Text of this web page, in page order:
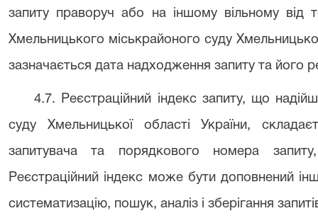
запиту праворуч або на іншому вільному від
Хмельницького міськрайоного суду
зазначається дата надходження запиту та його
4.7. Реєстраційний індекс запиту, що
суду Хмельницької області України,
запитувача та порядкового номера
Реєстраційний індекс може бути доповнений
систематизацію, пошук, аналіз і зберігання